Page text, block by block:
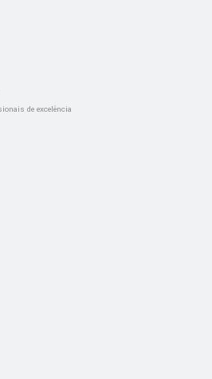
de excelência